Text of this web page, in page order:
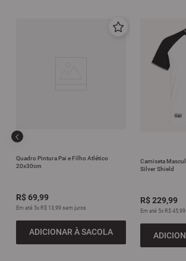
Quadro Pintura Pai e Filho Atlético
20x30cm
R$ 69,99
Em até 5x R$ 13, 99sem juros
ADICIONAR À SACOLA
Camiseta
Silver Shield
R$229,99
Em até 5x R$ 45,99